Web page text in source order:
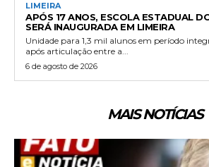
LIMEIRA
APÓS 17 ANOS, ESCOLA ESTADUAL
SERÁ INAUGURADA EM LIMEIRA
Unidade para 1,3 mil alunos em período
após articulação entre a...
6 de agosto de 2026
MAIS NOTÍCIAS